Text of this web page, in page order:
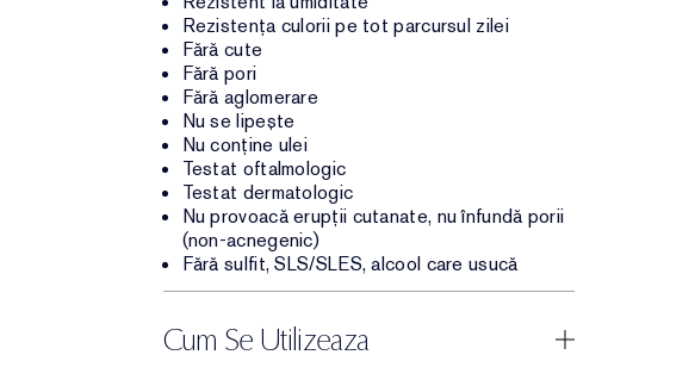
Rezistența culorii pe tot parcursul zilei
Fără cute
Fără pori
Fără aglomerare
Nu se lipește
Nu conține ulei
Testat oftalmologic
Testat dermatologic
Nu provoacă erupții cutanate, nu înfundă porii
(non-acnegenic)
Fără sulfit, SLS/SLES, alcool care usucă
Cum Se Utilizeaza